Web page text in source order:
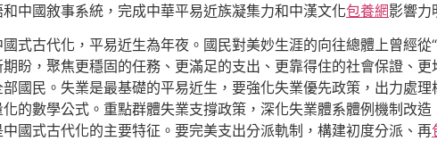
中國敘事系統，完成中華平易近族凝集力和中漢文化包養網影響力
國式古代化，平易近生為年夜。國民對美妙生涯的向往總體上曾經
盼，聚焦更穩固的任務、更滿足的支出、更靠得住的社會保證、
部國民。失業是最基礎的平易近生，要強化失業優先政策，出力處
的數學公式。重點群體失業支撐政策，深化失業體系體例機制改造
國式古代化的主要特征。要完美支出分派軌制，構建初度分派、再